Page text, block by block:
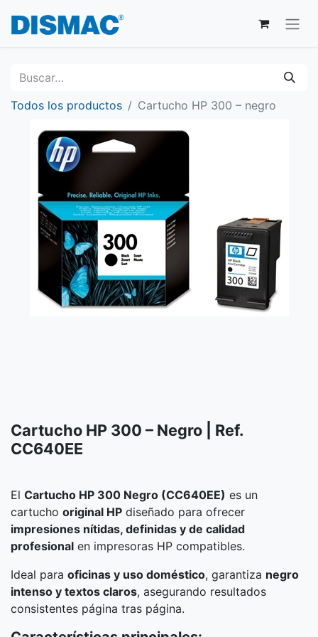
Todos los productos Cartucho HP 300 – negro
Cartucho HP 300 – Negro | Ref.
CC640EE
El Cartucho HP 300 Negro (CC640EE) es un
cartucho original HP diseñado para ofrecer
impresiones nítidas, definidas y de calidad
profesional en impresoras HP compatibles.
Ideal para oficinas y uso doméstico, garantiza negro
intenso y textos claros, asegurando resultados
consistentes página tras página.